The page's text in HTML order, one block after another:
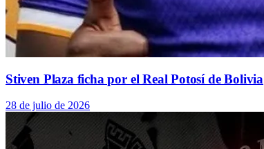
Stiven Plaza ficha por el Real Potosí de Bolivia
28 de julio de 2026